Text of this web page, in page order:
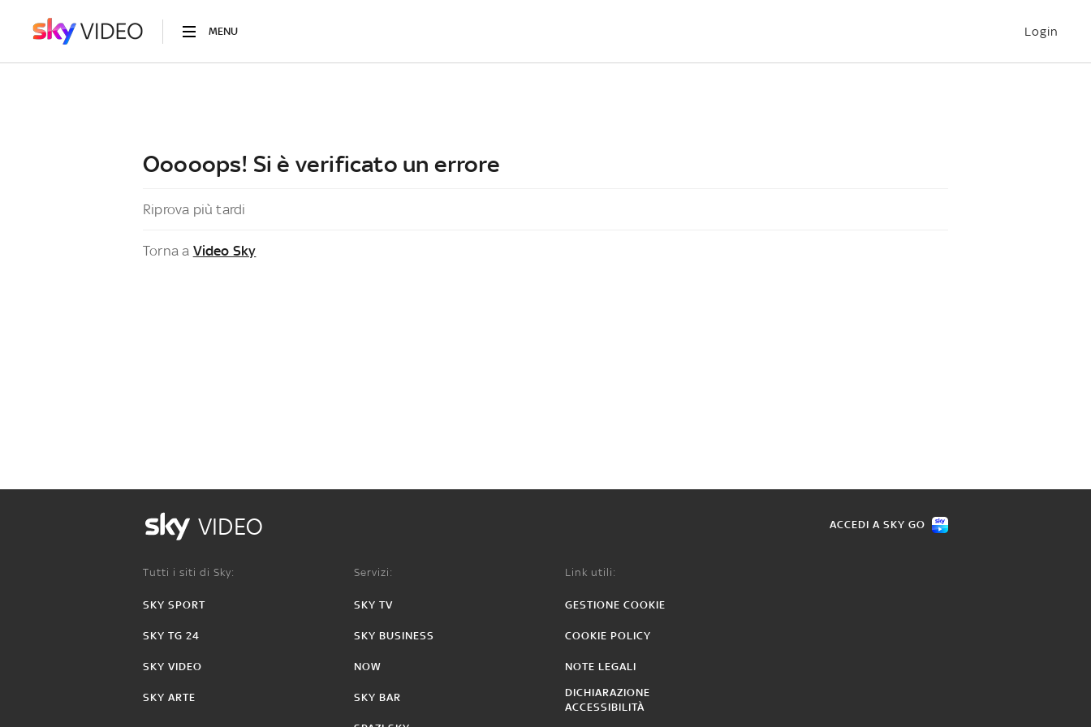
MENU Login
Ooooops! Si è verificato un errore
Riprova più tardi
Torna a Video Sky
VIDEO ACCEDI A SKY GO
Tutti i siti di Sky:
SKY SPORT
SKY TG 24
SKY VIDEO
SKY ARTE
Servizi:
SKY TV
SKY BUSINESS
NOW
SKY BAR
Link utili:
GESTIONE COOKIE
COOKIE POLICY
NOTE LEGALI
DICHIARAZIONE
ACCESSIBILITÀ